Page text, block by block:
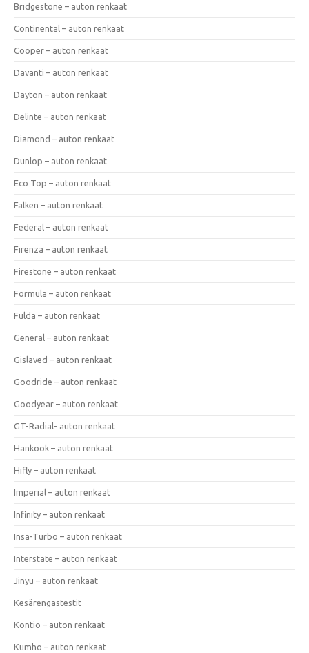
Bridgestone – auton renkaat
Continental – auton renkaat
Cooper – auton renkaat
Davanti – auton renkaat
Dayton – auton renkaat
Delinte – auton renkaat
Diamond – auton renkaat
Dunlop – auton renkaat
Eco Top – auton renkaat
Falken – auton renkaat
Federal – auton renkaat
Firenza – auton renkaat
Firestone – auton renkaat
Formula – auton renkaat
Fulda – auton renkaat
General – auton renkaat
Gislaved – auton renkaat
Goodride – auton renkaat
Goodyear – auton renkaat
GT-Radial- auton renkaat
Hankook – auton renkaat
Hifly – auton renkaat
Imperial – auton renkaat
Infinity – auton renkaat
Insa-Turbo – auton renkaat
Interstate – auton renkaat
Jinyu – auton renkaat
Kesärengastestit
Kontio – auton renkaat
Kumho – auton renkaat